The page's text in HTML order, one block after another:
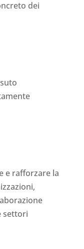
dei
e rafforzare la
settori